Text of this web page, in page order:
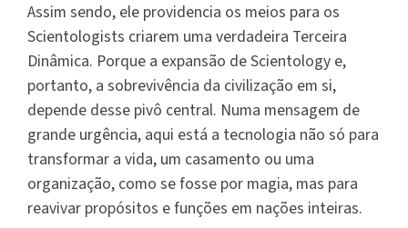
Assim sendo, ele providencia os meios para os
Scientologists criarem uma verdadeira Terceira
Dinâmica. Porque a expansão de Scientology e,
portanto, a sobrevivência da civilização em si,
depende desse pivô central. Numa mensagem de
grande urgência, aqui está a tecnologia não só para
transformar a vida, um casamento ou uma
organização, como se fosse por magia, mas para
reavivar propósitos e funções em nações inteiras.